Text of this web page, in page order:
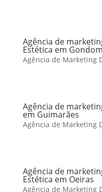
Agência de
Estética em
Agência de Marketing
Agência de
em Guimarães
Agência de Marketing
Agência de
Estética em Oeiras
Agência de Marketing